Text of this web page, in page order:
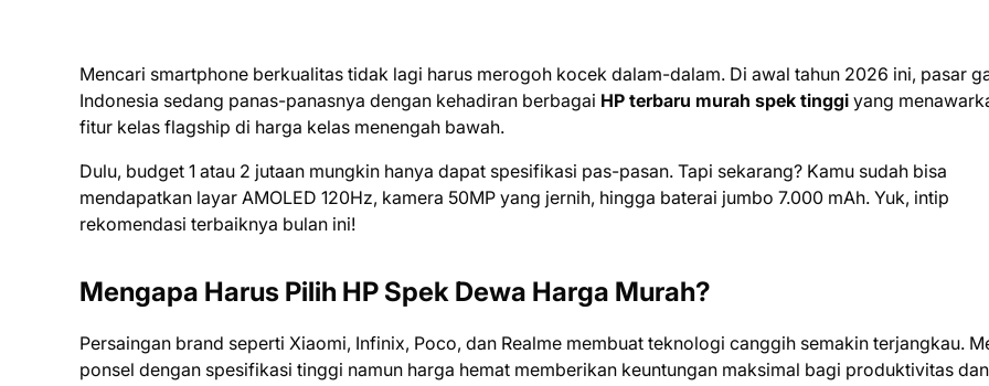
Mencari smartphone berkualitas tidak lagi harus merogoh kocek dalam-dalam. Di awal tahun 2026 ini, pasar
Indonesia sedang panas-panasnya dengan kehadiran berbagai HP terbaru murah spek tinggi yang
fitur kelas flagship di harga kelas menengah bawah.
Dulu, budget 1 atau 2 jutaan mungkin hanya dapat spesifikasi pas-pasan. Tapi sekarang? Kamu sudah bisa
mendapatkan layar AMOLED 120Hz, kamera 50MP yang jernih, hingga baterai jumbo 7.000 mAh. Yuk, intip
rekomendasi terbaiknya bulan ini!
Mengapa Harus Pilih HP Spek Dewa Harga Murah?
Persaingan brand seperti Xiaomi, Infinix, Poco, dan Realme membuat teknologi canggih semakin terjangkau.
ponsel dengan spesifikasi tinggi namun harga hemat memberikan keuntungan maksimal bagi produktivitas dan